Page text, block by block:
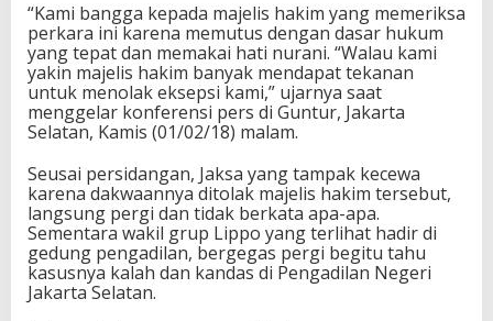
“Kami bangga kepada majelis hakim yang memeriksa
perkara ini karena memutus dengan dasar hukum
yang tepat dan memakai hati nurani. “Walau kami
yakin majelis hakim banyak mendapat tekanan
untuk menolak eksepsi kami,” ujarnya saat
menggelar konferensi pers di Guntur, Jakarta
Selatan, Kamis (01/02/18) malam.
Seusai persidangan, Jaksa yang tampak kecewa
karena dakwaannya ditolak majelis hakim tersebut,
langsung pergi dan tidak berkata apa-apa.
Sementara wakil grup Lippo yang terlihat hadir di
gedung pengadilan, bergegas pergi begitu tahu
kasusnya kalah dan kandas di Pengadilan Negeri
Jakarta Selatan.